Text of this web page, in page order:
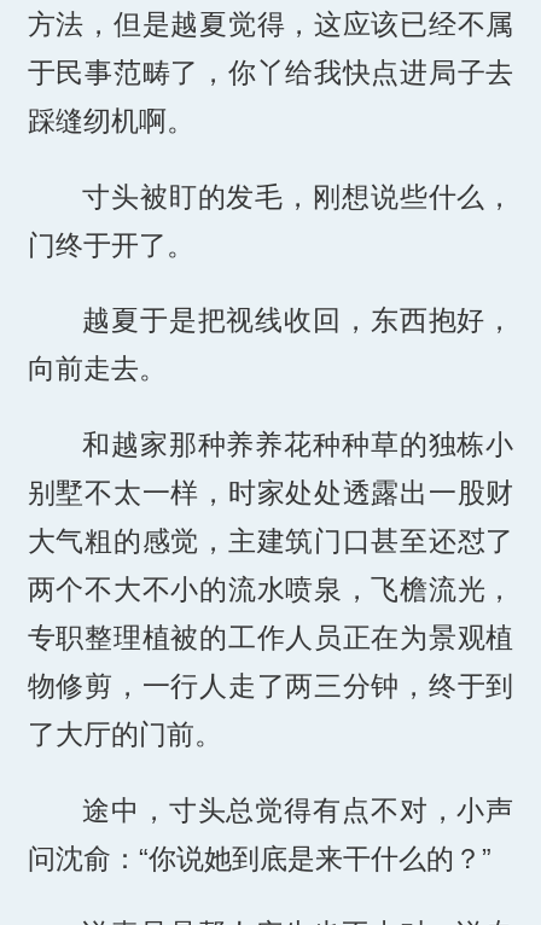
方法，但是越夏觉得，这应该已经不属
于民事范畴了，你丫给我快点进局子去
踩缝纫机啊。
寸头被盯的发毛，刚想说些什么，
门终于开了。
越夏于是把视线收回，东西抱好，
向前走去。
和越家那种养养花种种草的独栋小
别墅不太一样，时家处处透露出一股财
大气粗的感觉，主建筑门口甚至还怼了
两个不大不小的流水喷泉，飞檐流光，
专职整理植被的工作人员正在为景观植
物修剪，一行人走了两三分钟，终于到
了大厅的门前。
途中，寸头总觉得有点不对，小声
问沈俞：“你说她到底是来干什么的？”